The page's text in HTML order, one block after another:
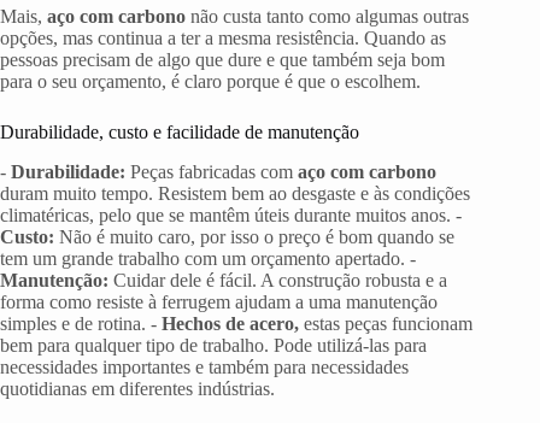
Mais, aço com carbono não custa tanto como algumas outras
opções, mas continua a ter a mesma resistência. Quando as
pessoas precisam de algo que dure e que também seja bom
para o seu orçamento, é claro porque é que o escolhem.
Durabilidade, custo e facilidade de manutenção
- Durabilidade: Peças fabricadas com aço com carbono
duram muito tempo. Resistem bem ao desgaste e às condições
climatéricas, pelo que se mantêm úteis durante muitos anos. -
Custo: Não é muito caro, por isso o preço é bom quando se
tem um grande trabalho com um orçamento apertado. -
Manutenção: Cuidar dele é fácil. A construção robusta e a
forma como resiste à ferrugem ajudam a uma manutenção
simples e de rotina. - Hechos de acero, estas peças funcionam
bem para qualquer tipo de trabalho. Pode utilizá-las para
necessidades importantes e também para necessidades
quotidianas em diferentes indústrias.